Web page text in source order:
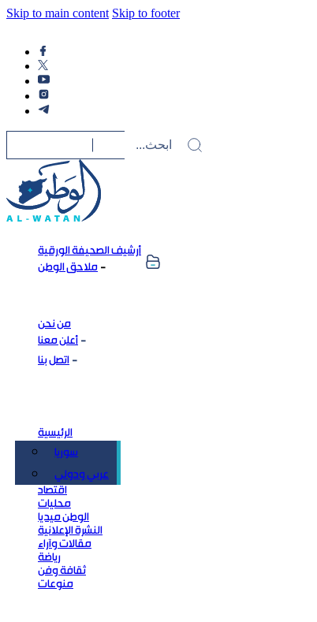
Skip to main content Skip to footer
أرشيف الصحيفة الورقية
ملاحق الوطن
من نحن
أعلن معنا
اتصل بنا
الرئيسية
سوريا
عربي ودولي
اقتصاد
محليات
الوطن ميديا
النشرة الإعلانية
مقالات وآراء
رياضة
ثقافة وفن
منوعات